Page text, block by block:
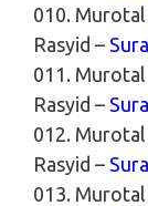
010. Murotal
Rasyid –
011. Murotal
Rasyid –
012. Murotal
Rasyid –
013. Murotal